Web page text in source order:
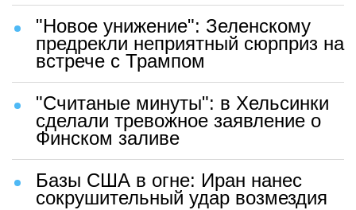
"Новое унижение": Зеленскому
предрекли неприятный сюрприз на
встрече с Трампом
"Считаные минуты": в Хельсинки
сделали тревожное заявление о
Финском заливе
Базы США в огне: Иран нанес
сокрушительный удар возмездия